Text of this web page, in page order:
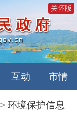
关怀版
互动 市情
>环境保护信息